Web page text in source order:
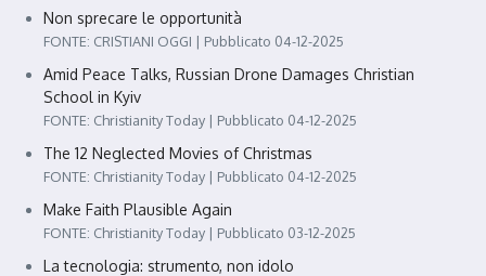
Non sprecare le opportunità
FONTE: CRISTIANI OGGI Pubblicato 04-12-2025
Amid Peace Talks, Russian Drone Damages Christian
School in Kyiv
FONTE: Christianity Today Pubblicato 04-12-2025
The 12 Neglected Movies of Christmas
FONTE: Christianity Today Pubblicato 04-12-2025
Make Faith Plausible Again
FONTE: Christianity Today Pubblicato 03-12-2025
La tecnologia: strumento, non idolo